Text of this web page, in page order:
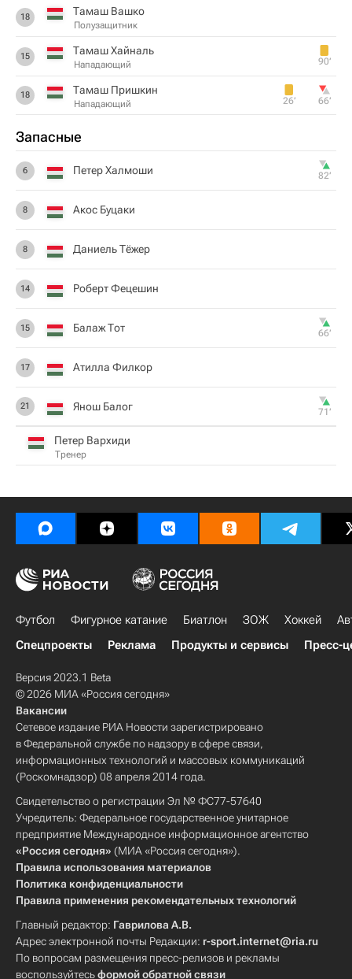
18 Тамаш Вашко
Полузащитник
15 Тамаш Хайналь
Нападающий 90‎’‎
18 Тамаш Пришкин
Нападающий 26‎’‎ 66‎’‎
Запасные
6 Петер Халмоши 82‎’‎
8 Акос Буцаки
8 Даниель Тёжер
14 Роберт Фецешин
15 Балаж Тот 66‎’‎
17 Атилла Филкор
21 Янош Балог 71‎’‎
Петер Вархиди
Тренер
Футбол Фигурное катание Биатлон ЗОЖ Хоккей
Спецпроекты
Реклама Продукты и сервисы Пресс-
Версия 2023.1 Beta
© 2026 МИА «Россия сегодня»
Вакансии
Сетевое издание РИА Новости зарегистрировано
в Федеральной службе по надзору в сфере связи,
информационных технологий и массовых коммуникаций
(Роскомнадзор) 08 апреля 2014 года.
Свидетельство о регистрации Эл № ФС77-57640
Учредитель: Федеральное государственное унитарное
предприятие Международное информационное агентство
«Россия сегодня» (МИА «Россия сегодня»).
Правила использования материалов
Политика конфиденциальности
Правила применения рекомендательных технологий
Главный редактор: Гаврилова А.В.
Адрес электронной почты Редакции: r-sport.internet@ria.ru
По вопросам размещения пресс-релизов и рекламы
воспользуйтесьформой обратной связи